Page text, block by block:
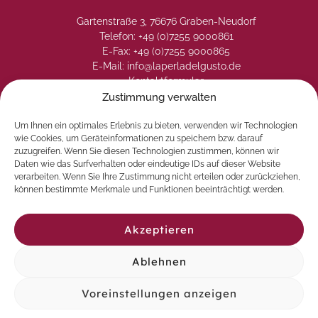
Zustimmung verwalten
Um Ihnen ein optimales Erlebnis zu bieten, verwenden wir Technologien
wie Cookies, um Geräteinformationen zu speichern bzw. darauf
zuzugreifen. Wenn Sie diesen Technologien zustimmen, können wir
Daten wie das Surfverhalten oder eindeutige IDs auf dieser Website
verarbeiten. Wenn Sie Ihre Zustimmung nicht erteilen oder zurückziehen,
können bestimmte Merkmale und Funktionen beeinträchtigt werden.
Akzeptieren
Ablehnen
Voreinstellungen anzeigen
Gartenstraße 3, 76676 Graben-Neudorf
Telefon: +49 (0)7255 9000861
E-Fax: +49 (0)7255 9000865
E-Mail: info@laperladelgusto.de
Kontaktformular